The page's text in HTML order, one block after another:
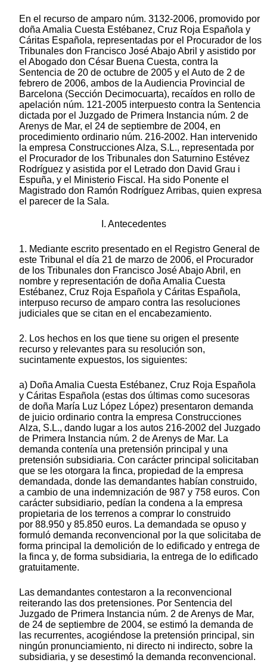
En el recurso de amparo núm. 3132-2006, promovido por
doña Amalia Cuesta Estébanez, Cruz Roja Española y
Cáritas Española, representadas por el Procurador de los
Tribunales don Francisco José Abajo Abril y asistido por
el Abogado don César Buena Cuesta, contra la
Sentencia de 20 de octubre de 2005 y el Auto de 2 de
febrero de 2006, ambos de la Audiencia Provincial de
Barcelona (Sección Decimocuarta), recaídos en rollo de
apelación núm. 121-2005 interpuesto contra la Sentencia
dictada por el Juzgado de Primera Instancia núm. 2 de
Arenys de Mar, el 24 de septiembre de 2004, en
procedimiento ordinario núm. 216-2002. Han intervenido
la empresa Construcciones Alza, S.L., representada por
el Procurador de los Tribunales don Saturnino Estévez
Rodríguez y asistida por el Letrado don David Grau i
Espuña, y el Ministerio Fiscal. Ha sido Ponente el
Magistrado don Ramón Rodríguez Arribas, quien expresa
el parecer de la Sala.
I. Antecedentes
1. Mediante escrito presentado en el Registro General de
este Tribunal el día 21 de marzo de 2006, el Procurador
de los Tribunales don Francisco José Abajo Abril, en
nombre y representación de doña Amalia Cuesta
Estébanez, Cruz Roja Española y Cáritas Española,
interpuso recurso de amparo contra las resoluciones
judiciales que se citan en el encabezamiento.
2. Los hechos en los que tiene su origen el presente
recurso y relevantes para su resolución son,
sucintamente expuestos, los siguientes:
a) Doña Amalia Cuesta Estébanez, Cruz Roja Española
y Cáritas Española (estas dos últimas como sucesoras
de doña María Luz López López) presentaron demanda
de juicio ordinario contra la empresa Construcciones
Alza, S.L., dando lugar a los autos 216-2002 del Juzgado
de Primera Instancia núm. 2 de Arenys de Mar. La
demanda contenía una pretensión principal y una
pretensión subsidiaria. Con carácter principal solicitaban
que se les otorgara la finca, propiedad de la empresa
demandada, donde las demandantes habían construido,
a cambio de una indemnización de 987 y 758 euros. Con
carácter subsidiario, pedían la condena a la empresa
propietaria de los terrenos a comprar lo construido
por 88.950 y 85.850 euros. La demandada se opuso y
formuló demanda reconvencional por la que solicitaba de
forma principal la demolición de lo edificado y entrega de
la finca y, de forma subsidiaria, la entrega de lo edificado
gratuitamente.
Las demandantes contestaron a la reconvencional
reiterando las dos pretensiones. Por Sentencia del
Juzgado de Primera Instancia núm. 2 de Arenys de Mar,
de 24 de septiembre de 2004, se estimó la demanda de
las recurrentes, acogiéndose la pretensión principal, sin
ningún pronunciamiento, ni directo ni indirecto, sobre la
subsidiaria, y se desestimó la demanda reconvencional.